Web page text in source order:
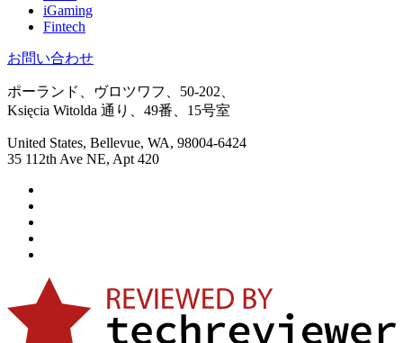
iGaming
Fintech
お問い合わせ
ポーランド、ヴロツワフ、50-202、
Księcia Witolda 通り、49番、15号室
United States, Bellevue, WA, 98004-6424
35 112th Ave NE, Apt 420